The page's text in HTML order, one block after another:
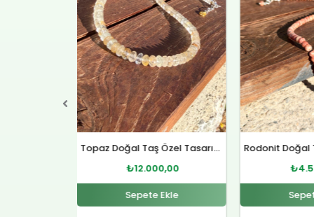
Rodonit Doğal Taş Gümüş Kolye
₺4.500,00
Sepete Ekle
₺